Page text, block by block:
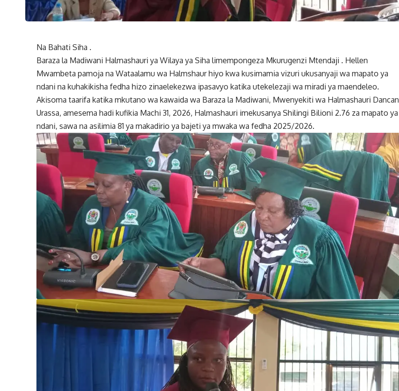
Na Bahati Siha .
Baraza la Madiwani Halmashauri ya Wilaya ya Siha limempongeza Mkurugenzi Mtendaji . Hellen
Mwambeta pamoja na Wataalamu wa Halmshaur hiyo kwa kusimamia vizuri ukusanyaji wa mapato ya
ndani na kuhakikisha fedha hizo zinaelekezwa ipasavyo katika utekelezaji wa miradi ya maendeleo.
Akisoma taarifa katika mkutano wa kawaida wa Baraza la Madiwani, Mwenyekiti wa Halmashauri Dancan
Urassa, amesema hadi kufikia Machi 31, 2026, Halmashauri imekusanya Shilingi Bilioni 2.76 za mapato ya
ndani, sawa na asilimia 81 ya makadirio ya bajeti ya mwaka wa fedha 2025/2026.